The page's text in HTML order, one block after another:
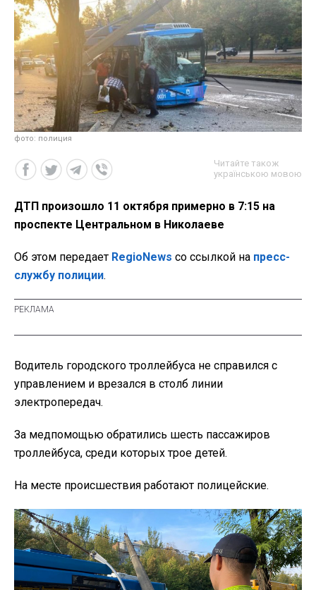
фото: полиция
Читайте також
українською мовою
ДТП произошло 11 октября примерно в 7:15 на
проспекте Центральном в Николаеве
Об этом передает RegioNews со ссылкой на пресс-
службу полиции.
Водитель городского троллейбуса не справился с
управлением и врезался в столб линии
электропередач.
За медпомощью обратились шесть пассажиров
троллейбуса, среди которых трое детей.
На месте происшествия работают полицейские.